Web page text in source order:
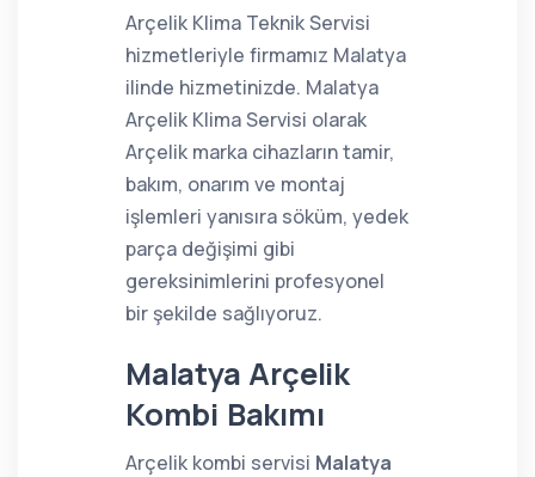
Arçelik Klima Teknik Servisi
hizmetleriyle firmamız Malatya
ilinde hizmetinizde. Malatya
Arçelik Klima Servisi olarak
Arçelik marka cihazların tamir,
bakım, onarım ve montaj
işlemleri yanısıra söküm, yedek
parça değişimi gibi
gereksinimlerini profesyonel
bir şekilde sağlıyoruz.
Malatya Arçelik
Kombi Bakımı
Arçelik kombi servisi Malatya